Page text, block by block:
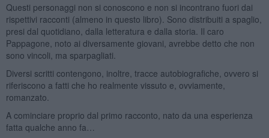
Questi personaggi non si conoscono e non si incontrano fuori dai
rispettivi racconti (almeno in questo libro). Sono distribuiti a spaglio,
presi dal quotidiano, dalla letteratura e dalla storia. Il caro
Pappagone, noto ai diversamente giovani, avrebbe detto che non
sono vincoli, ma sparpagliati.
Diversi scritti contengono, inoltre, tracce autobiografiche, ovvero si
riferiscono a fatti che ho realmente vissuto e, ovviamente,
romanzato.
A cominciare proprio dal primo racconto, nato da una esperienza
fatta qualche anno fa…